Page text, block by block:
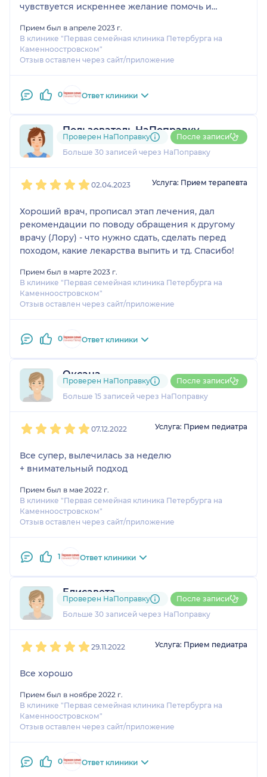
чувствуется искреннее желание помочь и
Прием был в апреле 2023 г.
В клинике "Первая семейная клиника Петербурга на
Каменноостровском"
Отзыв оставлен через сайт/приложение
0 Ответ клиники
Пользователь НаПоправку
19 отзывови1 оценка
Больше 30 записей через НаПоправку
Проверен НаПоправку После записи
02.04.2023 Услуга: Прием терапевта
Хороший врач, прописал этап лечения, дал
рекомендации по поводу обращения к другому
врачу (Лору) - что нужно сдать, сделать перед
походом, какие лекарства выпить и тд. Спасибо!
Прием был в марте 2023 г.
В клинике "Первая семейная клиника Петербурга на
Каменноостровском"
Отзыв оставлен через сайт/приложение
0 Ответ клиники
Оксана
5 отзывов и1 оценка
Больше 15 записей через НаПоправку
Проверен НаПоправку После записи
07.12.2022 Услуга: Прием педиатра
Все супер, вылечилась за неделю
+ внимательный подход
Прием был в мае 2022 г.
В клинике "Первая семейная клиника Петербурга на
Каменноостровском"
Отзыв оставлен через сайт/приложение
1 Ответ клиники
Елисавета
7 отзывов и5 оценок
Больше 30 записей через НаПоправку
Проверен НаПоправку После записи
29.11.2022 Услуга: Прием педиатра
Все хорошо
Прием был в ноябре 2022 г.
В клинике "Первая семейная клиника Петербурга на
Каменноостровском"
Отзыв оставлен через сайт/приложение
0 Ответ клиники